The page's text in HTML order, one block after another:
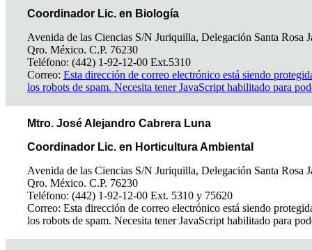
Coordinador Lic. en Biología
Avenida de las Ciencias S/N Juriquilla, Delegación Santa Rosa
Qro. México. C.P. 76230
Teléfono: (442) 1-92-12-00 Ext.5310
Correo: Esta dirección de correo electrónico está siendo
los robots de spam. Necesita tener JavaScript habilitado para
Mtro. José Alejandro Cabrera Luna
Coordinador Lic. en Horticultura Ambiental
Avenida de las Ciencias S/N Juriquilla, Delegación Santa Rosa
Qro. México. C.P. 76230
Teléfono: (442) 1-92-12-00 Ext. 5310 y 75620
Correo: Esta dirección de correo electrónico está siendo
los robots de spam. Necesita tener JavaScript habilitado para